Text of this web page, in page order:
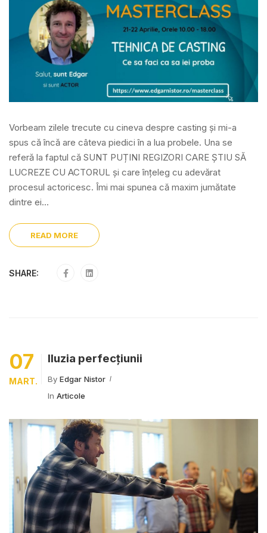
Vorbeam zilele trecute cu cineva despre casting și mi-a
spus că încă are câteva piedici în a lua probele. Una se
referă la faptul că SUNT PUȚINI REGIZORI CARE ȘTIU SĂ
LUCREZE CU ACTORUL și care înțeleg cu adevărat
procesul actoricesc. Îmi mai spunea că maxim jumătate
dintre ei...
READ MORE
SHARE:
07
MART.
Iluzia perfecțiunii
By Edgar Nistor
In Articole